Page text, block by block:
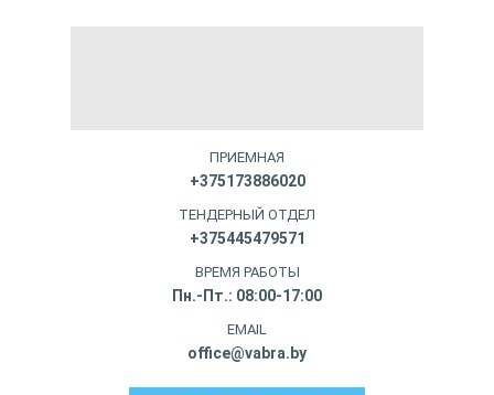
ПРИЕМНАЯ
+375173886020
ТЕНДЕРНЫЙ ОТДЕЛ
+375445479571
ВРЕМЯ РАБОТЫ
Пн.-Пт.: 08:00-17:00
EMAIL
office@vabra.by